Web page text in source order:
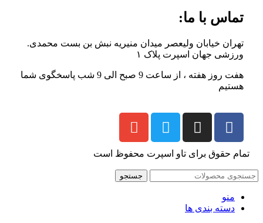
تماس با ما:
تهران خیابان ولیعصر میدان منیریه نبش بن بست محمدی.
ورزشی جهان اسپرت پلاک ۱
هفت روز هفته ، از ساعت 9 صبح الی 9 شب پاسخگوی شما
هستیم
تمام حقوق برای تاو اسپرت محفوظ است
جستجو
منو
دسته بندی ها